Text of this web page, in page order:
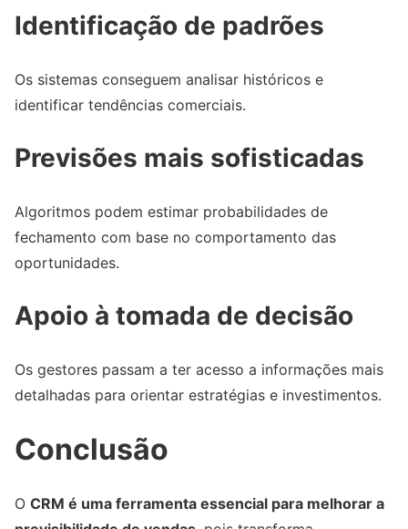
Identificação de padrões
Os sistemas conseguem analisar históricos e
identificar tendências comerciais.
Previsões mais sofisticadas
Algoritmos podem estimar probabilidades de
fechamento com base no comportamento das
oportunidades.
Apoio à tomada de decisão
Os gestores passam a ter acesso a informações mais
detalhadas para orientar estratégias e investimentos.
Conclusão
O CRM é uma ferramenta essencial para melhorar a